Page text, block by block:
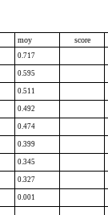
moy score
0.717
0.595
0.511
0.492
0.474
0.399
0.345
0.327
0.001